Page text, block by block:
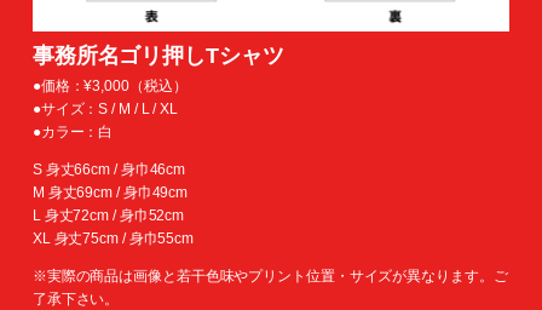
事務所名ゴリ押しTシャツ
●価格：¥3,000（税込）
●サイズ：S / M / L / XL
●カラー：白
S 身丈66cm / 身巾46cm
M 身丈69cm / 身巾49cm
L 身丈72cm / 身巾52cm
XL 身丈75cm / 身巾55cm
※実際の商品は画像と若干色味やプリント位置・サイズが異なります。ご
了承下さい。